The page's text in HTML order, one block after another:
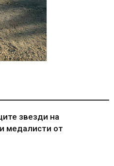
звезди на
медалисти от